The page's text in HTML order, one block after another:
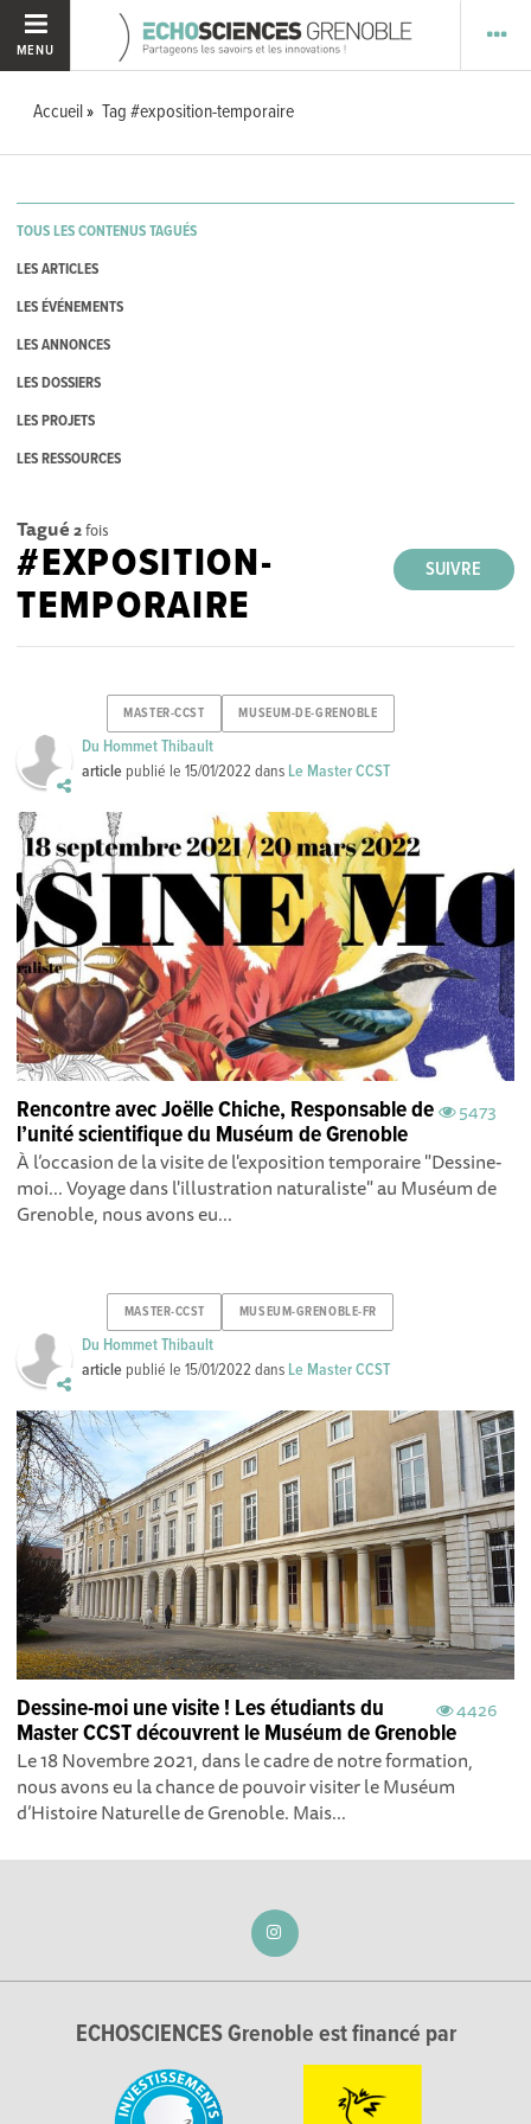
MENU
Accueil Tag #exposition-temporaire
TOUS LES CONTENUS TAGUÉS
LES ARTICLES
LES ÉVÉNEMENTS
LES ANNONCES
LES DOSSIERS
LES PROJETS
LES RESSOURCES
Tagué 2fois
SUIVRE
#EXPOSITION-
TEMPORAIRE
MASTER-CCST MUSEUM-DE-GRENOBLE
Du Hommet Thibault
article publié le15/01/2022 dans Le Master CCST
5473
Rencontre avec Joëlle Chiche, Responsable de
l’unité scientifique du Muséum de Grenoble
À l’occasion de la visite de l'exposition temporaire "Dessine-
moi... Voyage dans l'illustration naturaliste " au Muséum de
Grenoble, nous avons eu...
MASTER-CCST MUSEUM-GRENOBLE-FR
Du Hommet Thibault
article publié le15/01/2022 dans Le Master CCST
4426
Dessine-moi une visite ! Les étudiants du
Master CCST découvrent le Muséum de Grenoble
Le 18 Novembre 2021, dans le cadre de notre formation,
nous avons eu la chance de pouvoir visiter le Muséum
d’Histoire Naturelle de Grenoble. Mais...
ECHOSCIENCES Grenoble est financé par